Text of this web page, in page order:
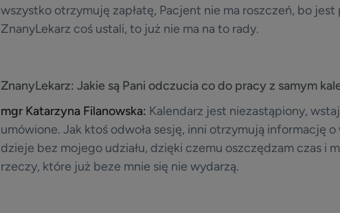
wszystko otrzymuję zapłatę, Pacjent nie ma roszczeń, bo
ZnanyLekarz coś ustali, to już nie ma na to rady.
ZnanyLekarz: Jakie są Pani odczucia co do pracy z samym
mgr Katarzyna Filanowska: Kalendarz jest niezastąpiony,
umówione. Jak ktoś odwoła sesję, inni otrzymują informację
dzieje bez mojego udziału, dzięki czemu oszczędzam czas i
rzeczy, które już beze mnie się nie wydarzą.